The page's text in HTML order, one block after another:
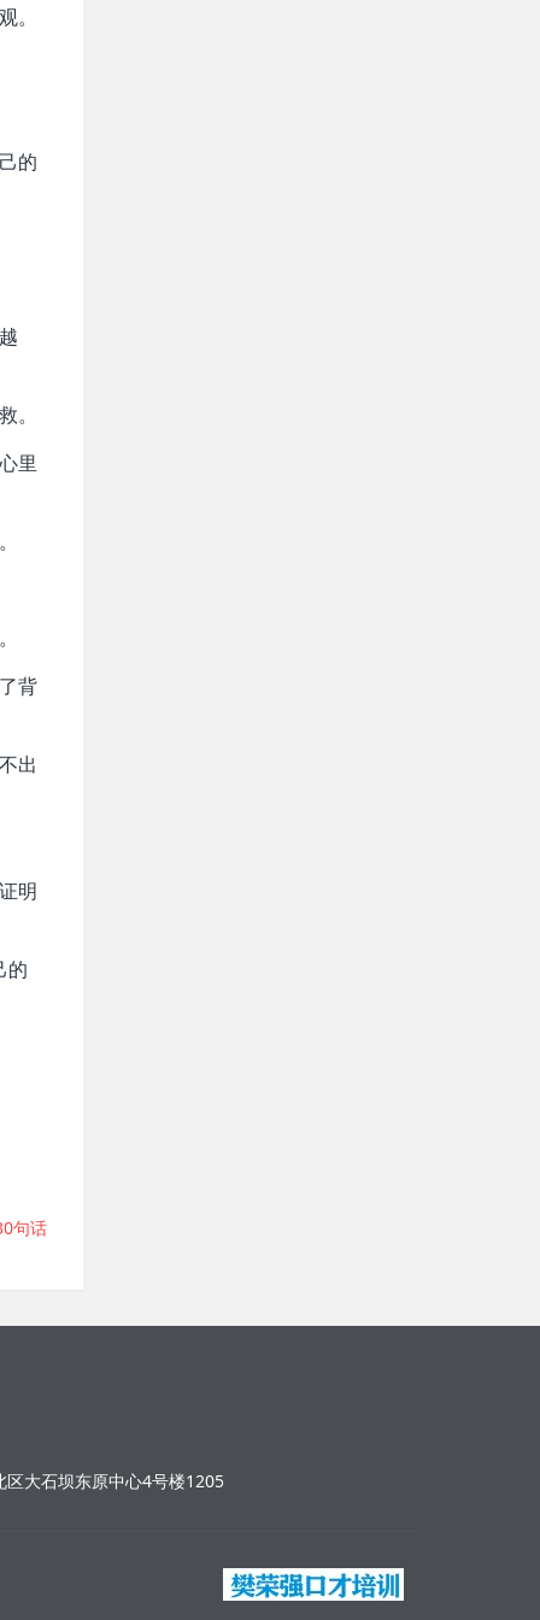
。
的
。
里
背
出
明
的
句话
大石坝东原中心4号楼1205